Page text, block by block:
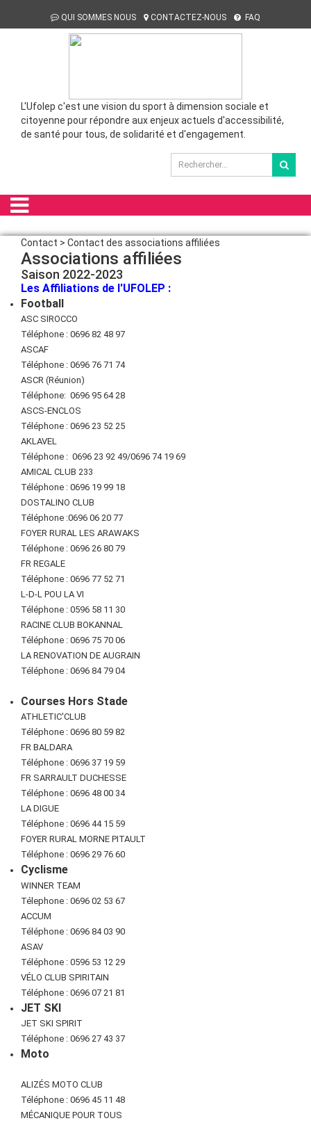
QUI SOMMES NOUS CONTACTEZ-NOUS FAQ
L'Ufolep c'est une vision du sport à dimension sociale et
citoyenne pour répondre aux enjeux actuels d'accessibilité,
de santé pour tous, de solidarité et d'engagement.
Contact > Contact des associations affiliées
Associations affiliées
Saison 2022-2023
Les Affiliations de l'UFOLEP :
Football
ASC SIROCCO
Téléphone : 0696 82 48 97
ASCAF
Téléphone : 0696 76 71 74
ASCR (Réunion)
Téléphone: 0696 95 64 28
ASCS-ENCLOS
Téléphone : 0696 23 52 25
AKLAVEL
Téléphone : 0696 23 92 49/0696 74 19 69
AMICAL CLUB 233
Téléphone : 0696 19 99 18
DOSTALINO CLUB
Téléphone :0696 06 20 77
FOYER RURAL LES ARAWAKS
Téléphone : 0696 26 80 79
FR REGALE
Téléphone : 0696 77 52 71
L-D-L POU LA VI
Téléphone : 0596 58 11 30
RACINE CLUB BOKANNAL
Téléphone : 0696 75 70 06
LA RENOVATION DE AUGRAIN
Téléphone : 0696 84 79 04
Courses Hors Stade
ATHLETIC'CLUB
Téléphone : 0696 80 59 82
FR BALDARA
Téléphone : 0696 37 19 59
FR SARRAULT DUCHESSE
Téléphone : 0696 48 00 34
LA DIGUE
Téléphone : 0696 44 15 59
FOYER RURAL MORNE PITAULT
Téléphone : 0696 29 76 60
Cyclisme
WINNER TEAM
Télephone : 0696 02 53 67
ACCUM
Téléphone : 0696 84 03 90
ASAV
Téléphone : 0596 53 12 29
VÉLO CLUB SPIRITAIN
Téléphone : 0696 07 21 81
JET SKI
JET SKI SPIRIT
Téléphone : 0696 27 43 37
Moto
ALIZÉS MOTO CLUB
Téléphone : 0696 45 11 48
MÉCANIQUE POUR TOUS